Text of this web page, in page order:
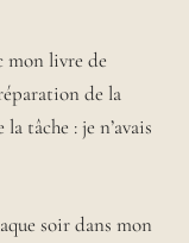
mon livre de
de la
tâche : je n’avais
soir dans mon